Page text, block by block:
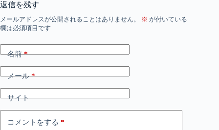
返信を残す
メールアドレスが公開されることはありません。 ※ が付いている
欄は必須項目です
名前*
メール*
サイト
コメントをする *